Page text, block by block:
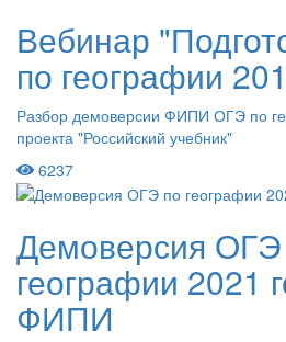
Вебинар
по географии
Разбор демоверсии ФИПИ ОГЭ по
проекта "Российский учебник"
6237
Демоверсия
географии 2021
ФИПИ